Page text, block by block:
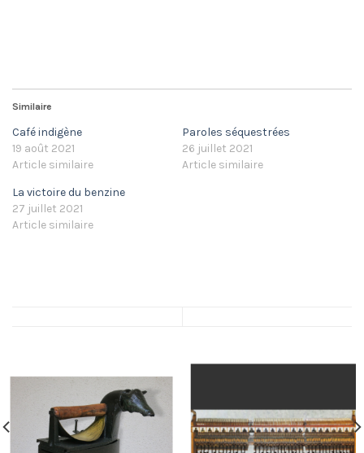
Similaire
Café indigène
19 août 2021
Article similaire
Paroles séquestrées
26 juillet 2021
Article similaire
La victoire du benzine
27 juillet 2021
Article similaire